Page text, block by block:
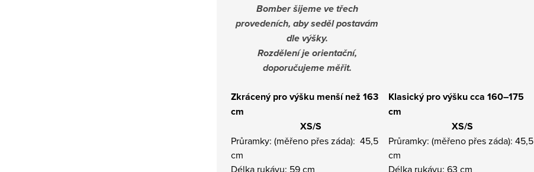
Bomber šijeme ve třech
provedeních, aby seděl postavám
dle výšky.
Rozdělení je orientační,
doporučujeme měřit.
Zkrácený pro výšku menší než 163
cm
Klasický pro výšku cca 160–175
cm
XS/S
XS/S
Průramky: (měřeno přes záda): 45,5
cm
Průramky: (měřeno přes záda): 45,5
cm
Délka rukávu: 59 cm
Délka rukávu: 63 cm